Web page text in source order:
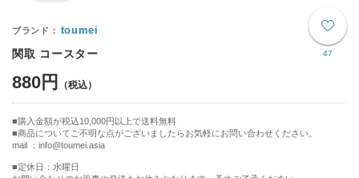
47
toumei
関取 コースター
880円
購入金額が税込10,000円以上で送料無料
商品についてご不明な点がございましたらお気軽にお問い合わせください。
mail ：info@toumei.asia
■定休日：水曜日